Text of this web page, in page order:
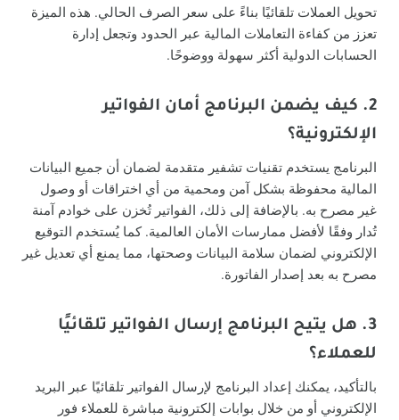
تحويل العملات تلقائيًا بناءً على سعر الصرف الحالي. هذه الميزة
تعزز من كفاءة التعاملات المالية عبر الحدود وتجعل إدارة
الحسابات الدولية أكثر سهولة ووضوحًا.
2. كيف يضمن البرنامج أمان الفواتير
الإلكترونية؟
البرنامج يستخدم تقنيات تشفير متقدمة لضمان أن جميع البيانات
المالية محفوظة بشكل آمن ومحمية من أي اختراقات أو وصول
غير مصرح به. بالإضافة إلى ذلك، الفواتير تُخزن على خوادم آمنة
تُدار وفقًا لأفضل ممارسات الأمان العالمية. كما يُستخدم التوقيع
الإلكتروني لضمان سلامة البيانات وصحتها، مما يمنع أي تعديل غير
مصرح به بعد إصدار الفاتورة.
3. هل يتيح البرنامج إرسال الفواتير تلقائيًا
للعملاء؟
بالتأكيد، يمكنك إعداد البرنامج لإرسال الفواتير تلقائيًا عبر البريد
الإلكتروني أو من خلال بوابات إلكترونية مباشرة للعملاء فور